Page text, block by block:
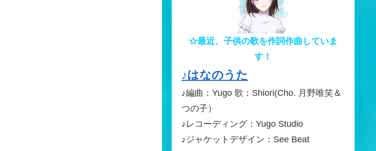
☆最近、子供の歌を作詞作曲していま
す！
♪はなのうた
♪編曲：Yugo 歌：Shiori(Cho. 月野唯笑＆
つの子）
♪レコーディング：Yugo Studio
♪ジャケットデザイン：See Beat